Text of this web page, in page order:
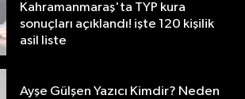
Kahramanmaraş'ta TYP kura
sonuçları açıklandı! işte 120 kişilik
asil liste
Ayşe Gülşen Yazıcı Kimdir? Neden